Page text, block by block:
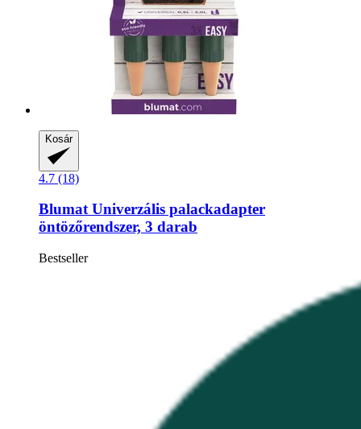
Kosár
4.7 (18)
BlumatUniverzális palackadapter
öntözőrendszer, 3 darab
Bestseller